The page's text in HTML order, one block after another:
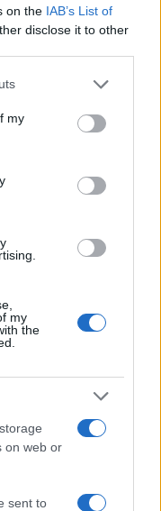
on the IAB’s List of
disclose it to other
one or more Google
You may click to
third-party tags to
in below Google
my
my
the
on web or
sent to